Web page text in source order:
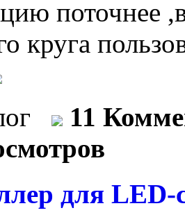
поточнее
круга
11
для LED-